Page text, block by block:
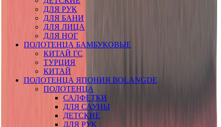
ДЛЯ РУК
ДЛЯ БАНИ
ДЛЯ ЛИЦА
ДЛЯ НОГ
ПОЛОТЕНЦА БАМБУКОВЫЕ
КИТАЙ ГС
ТУРЦИЯ
КИТАЙ
ПОЛОТЕНЦА ЯПОНИЯ BOLANGDE
ПОЛОТЕНЦА
САЛФЕТКИ
ДЛЯ САУНЫ
ДЕТСКИЕ
ДЛЯ РУК